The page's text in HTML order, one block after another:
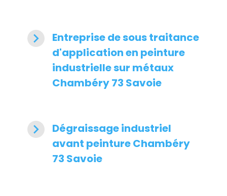
navigate_next Entreprise de sous traitance
d'application en peinture
industrielle sur métaux
Chambéry 73 Savoie
navigate_next Dégraissage industriel
avant peinture Chambéry
73 Savoie